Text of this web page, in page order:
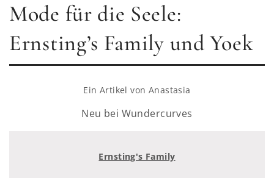
Mode für die Seele:
Ernsting’s Family und Yoek
Ein Artikel von Anastasia
Neu bei Wundercurves
Ernsting's Family